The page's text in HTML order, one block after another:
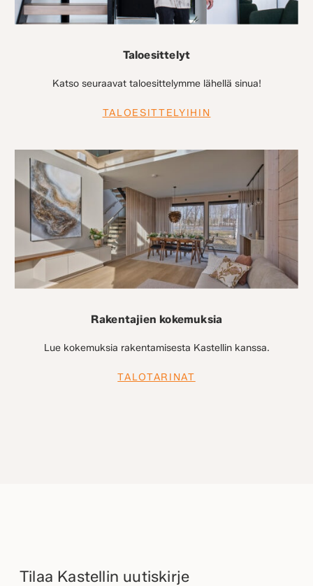
Taloesittelyt
Katso seuraavat taloesittelymme lähellä sinua!
TALOESITTELYIHIN
Rakentajien kokemuksia
Lue kokemuksia rakentamisesta Kastellin kanssa.
TALOTARINAT
Tilaa Kastellin uutiskirje